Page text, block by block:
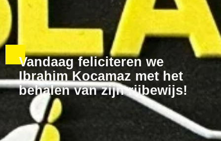
Vandaag feliciteren we
Ibrahim Kocamaz met het
behalen van zijn rijbewijs!